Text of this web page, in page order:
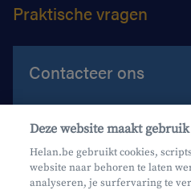
Praktische vragen
Contacteer ons
Contacteer ons
Maak een afspraak
Waar vind je ons?
Deze website maakt
Helan.be gebruikt cookies,
website naar behoren te laten
analyseren, je surfervaring te